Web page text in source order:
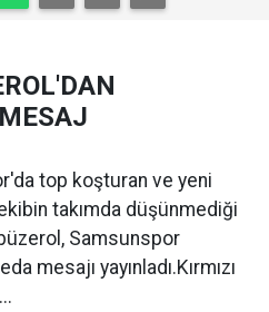
top koşturan ve yeni
ekibin takımda düşünmediği
Samsunspor
mesajı yayınladı.Kırmızı